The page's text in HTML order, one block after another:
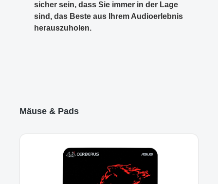
sicher sein, dass Sie immer in der Lage
sind, das Beste aus Ihrem Audioerlebnis
herauszuholen.
Produktgalerie überspringen
Mäuse & Pads